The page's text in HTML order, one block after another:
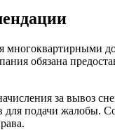
обязана
за
подачи жалобы.